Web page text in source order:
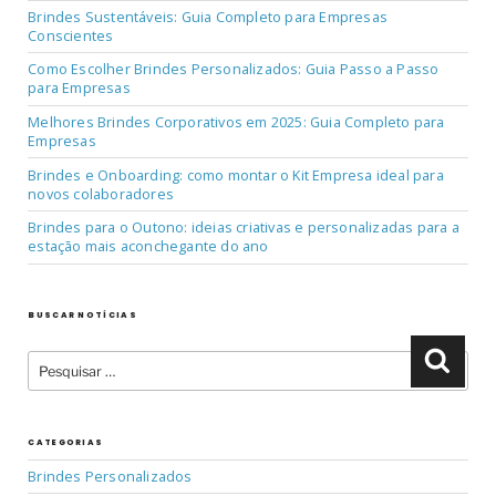
Brindes Sustentáveis: Guia Completo para Empresas
Conscientes
Como Escolher Brindes Personalizados: Guia Passo a Passo
para Empresas
Melhores Brindes Corporativos em 2025: Guia Completo para
Empresas
Brindes e Onboarding: como montar o Kit Empresa ideal para
novos colaboradores
Brindes para o Outono: ideias criativas e personalizadas para a
estação mais aconchegante do ano
BUSCAR NOTÍCIAS
CATEGORIAS
Brindes Personalizados